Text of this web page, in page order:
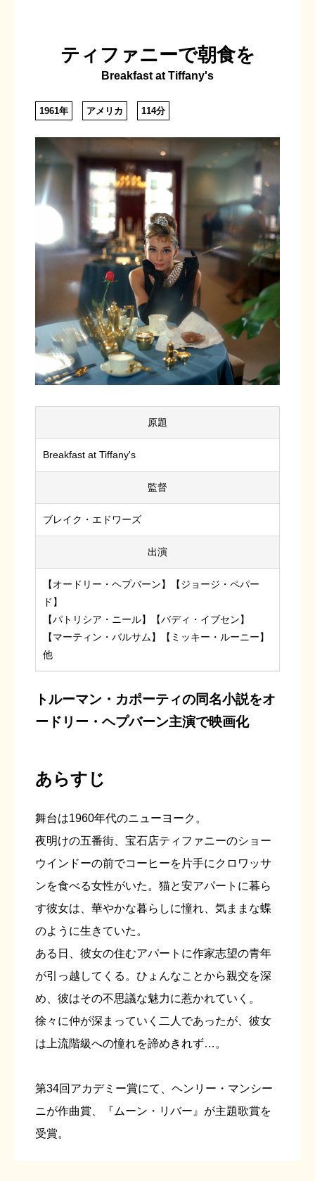
ティファニーで朝食を
Breakfast at Tiffany's
1961年 アメリカ 114分
原題
Breakfast at Tiffany's
監督
ブレイク・エドワーズ
出演
【オードリー・ヘプバーン】【ジョージ・ペパー
ド】
【パトリシア・ニール】【バディ・イブセン】
【マーティン・バルサム】【ミッキー・ルーニー】
他
トルーマン・カポーティの同名小説をオ
ードリー・ヘプバーン主演で映画化
あらすじ
舞台は1960年代のニューヨーク。
夜明けの五番街、宝石店ティファニーのショー
ウインドーの前でコーヒーを片手にクロワッサ
ンを食べる女性がいた。猫と安アパートに暮ら
す彼女は、華やかな暮らしに憧れ、気ままな蝶
のように生きていた。
ある日、彼女の住むアパートに作家志望の青年
が引っ越してくる。ひょんなことから親交を深
め、彼はその不思議な魅力に惹かれていく。
徐々に仲が深まっていく二人であったが、彼女
は上流階級への憧れを諦めきれず…。
第34回アカデミー賞にて、ヘンリー・マンシー
ニが作曲賞、『ムーン・リバー』が主題歌賞を
受賞。